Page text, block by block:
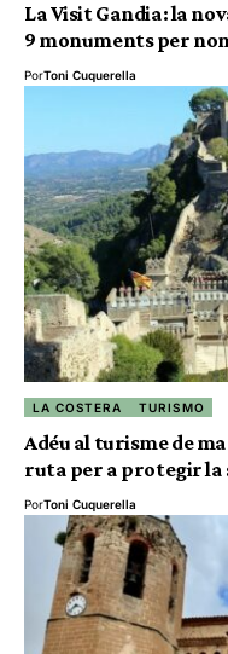
La Visit Gandia: la
9 monuments per
PorToni Cuquerella
LA COSTERA TURISMO
Adéu al turisme de
ruta per a protegir la
PorToni Cuquerella